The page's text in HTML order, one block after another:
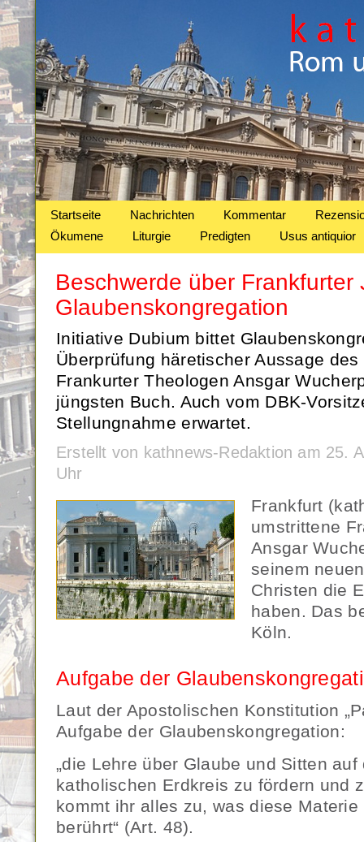
Startseite Nachrichten Kommentar
Ökumene
Liturgie Predigten Usus antiquior
Beschwerde über Frankfurter
Glaubenskongregation
Initiative Dubium bittet
Überprüfung häretischer Aussage
Frankurter Theologen Ansgar
jüngsten Buch. Auch vom DBK-
Stellungnahme erwartet.
Erstellt von kathnews-Redaktion am 25.
Uhr
Frankfurt
umstrittene
Ansgar
seinem
Christen die
haben. Das
Köln.
Aufgabe der
Laut der Apostolischen Konstitution
Aufgabe der Glaubenskongregation:
„die Lehre über Glaube und Sitten
katholischen Erdkreis zu fördern und
kommt ihr alles zu, was diese
berührt“ (Art. 48).